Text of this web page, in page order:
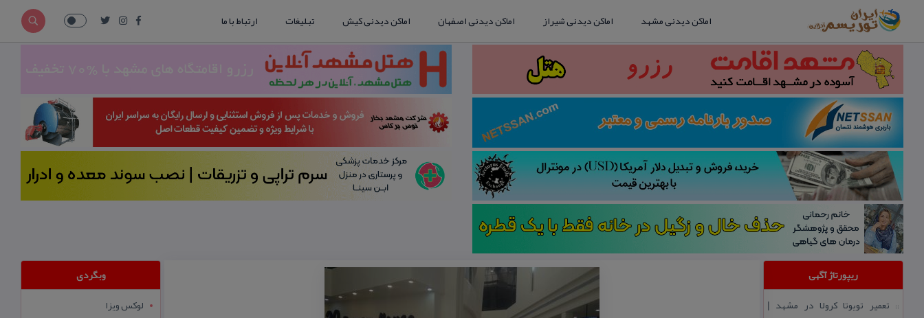
اماکن دیدنی مشهد اماکن دیدنی شیراز اماکن دیدنی اصفهان اماکن دیدنی کیش تبلیغات ارتباط با ما
ریپورتاژ آگهی
:: تعمیر تویوتا كرولا در مشهد |
وبگردی
لوکس ویزا